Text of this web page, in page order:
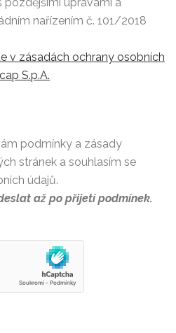
nařízením č. 101/2018
v zásadách ochrany osobních
S.p.A.
podmínky a zásady
stránek a souhlasím se
údajů.
až po přijetí podmínek.